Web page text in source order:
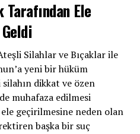
Ele
Silahlar ve Bıçaklar ile
yeni bir hüküm
dikkat ve özen
muhafaza edilmesi
geçirilmesine neden olan
başka bir suç